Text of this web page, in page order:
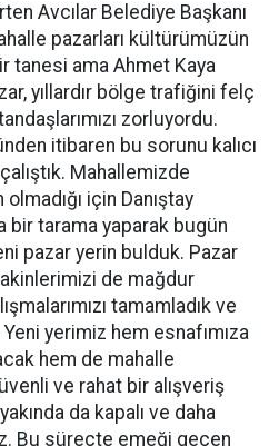
Avcılar Belediye Başkanı
pazarları kültürümüzün
tanesi ama Ahmet Kaya
yıllardır bölge trafiğini felç
zorluyordu.
itibaren bu sorunu kalıcı
Mahallemizde
için Danıştay
bir tarama yaparak bugün
pazar yerin bulduk. Pazar
de mağdur
tamamladık ve
Yeni yerimiz hem esnafımıza
hem de mahalle
ve rahat bir alışveriş
da kapalı ve daha
Bu süreçte emeği geçen